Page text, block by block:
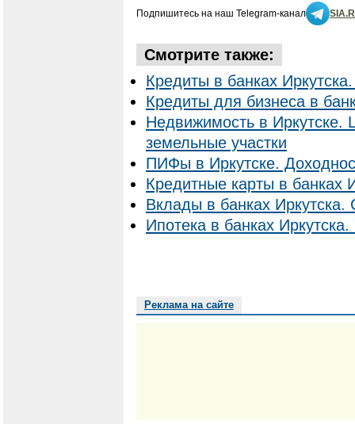
Подпишитесь на наш Telegram-канал
Смотрите также:
Кредиты в банках
Кредиты для бизнеса в
Недвижимость в Иркутске.
земельные участки
ПИФы в Иркутске.
Кредитные карты в банках
Вклады в банках Иркутска.
Ипотека в банках
Реклама на сайте